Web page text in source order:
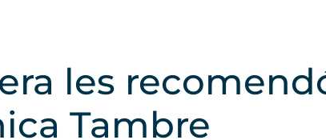
les
Tambre